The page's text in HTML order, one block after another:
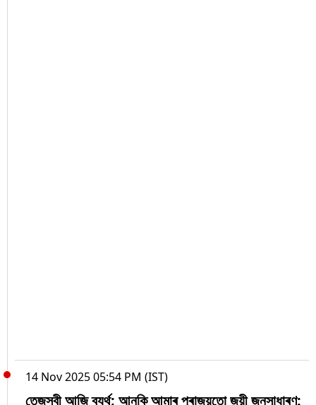
14 Nov 2025 05:54 PM (IST)
তেজস্বী আজি ব্যৰ্থ; আনকি আমাৰ পৰাজয়তো জয়ী জনসাধাৰণ: